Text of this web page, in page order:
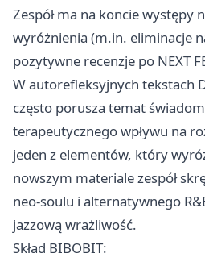
Zespół ma na koncie występy
wyróżnienia (m.in. eliminacje
pozytywne recenzje po NEXT
W autorefleksyjnych tekstach
często porusza temat
terapeutycznego wpływu na
jeden z elementów, który
nowszym materiale zespół
neo-soulu i alternatywnego
jazzową wrażliwość.
Skład BIBOBIT: